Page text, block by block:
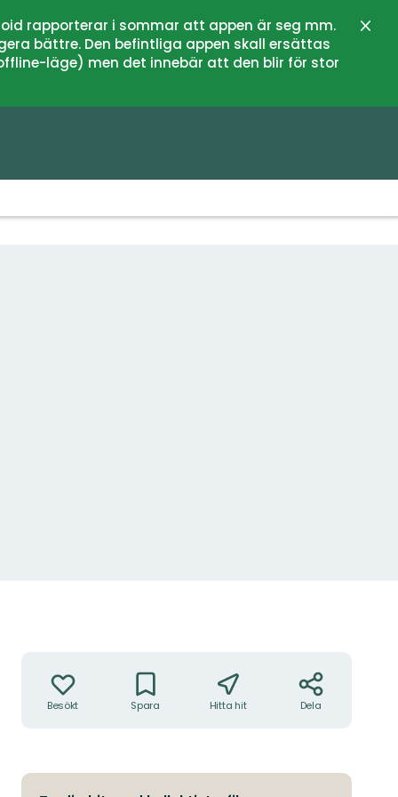
rapporterar i sommar att appen är seg mm.
bättre. Den befintliga appen skall ersättas
läge) men det innebär att den blir för stor
Besökt Spara Hitta hit Dela